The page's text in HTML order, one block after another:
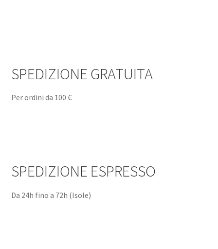
SPEDIZIONE GRATUITA
Per ordini da 100 €
SPEDIZIONE ESPRESSO
Da 24h fino a 72h (Isole)